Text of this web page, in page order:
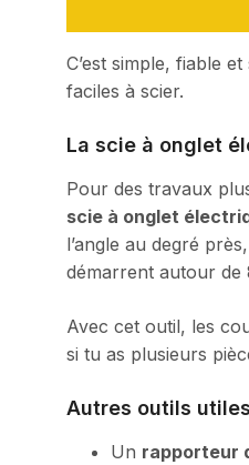
C’est simple, fiable
faciles à scier.
La scie à onglet
Pour des travaux
scie à onglet
l’angle au degré
démarrent autour de
Avec cet outil, les
si tu as plusieurs
Autres outils utiles
Un rapporteur